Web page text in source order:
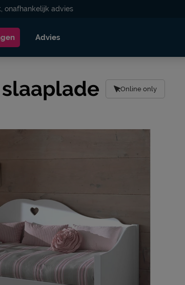
onafhankelijk advies
Advies
Online only